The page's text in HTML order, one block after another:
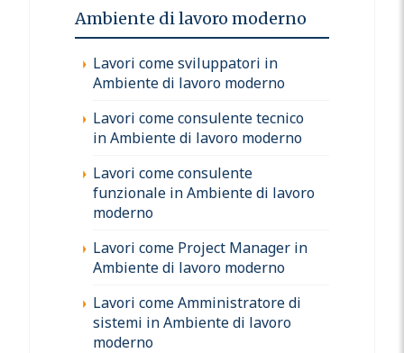
Ambiente di lavoro moderno
Lavori come sviluppatori in
Ambiente di lavoro moderno
Lavori come consulente tecnico
in Ambiente di lavoro moderno
Lavori come consulente
funzionale in Ambiente di lavoro
moderno
Lavori come Project Manager in
Ambiente di lavoro moderno
Lavori come Amministratore di
sistemi in Ambiente di lavoro
moderno